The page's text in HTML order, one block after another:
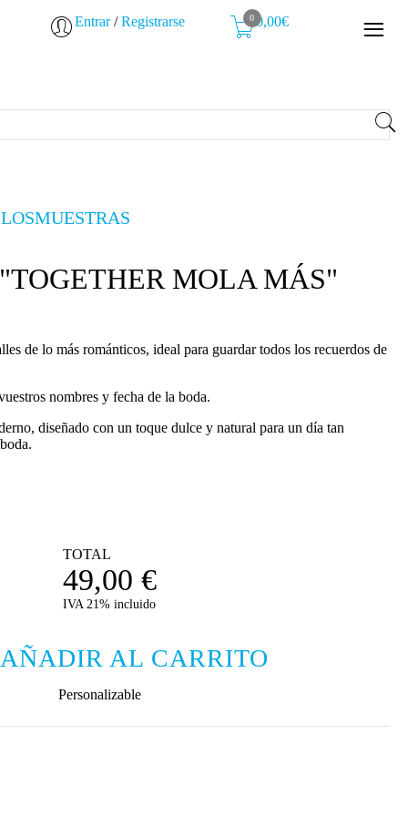
Entrar/Registrarse 00,00€
MUESTRAS
MOLA MÁS"
de lo más románticos, ideal para guardar todos los recuerdos de
nombres y fecha de la boda.
diseñado con un toque dulce y natural para un día tan
TOTAL
49,00 €
IVA 21% incluido
AÑADIR AL CARRITO
Personalizable